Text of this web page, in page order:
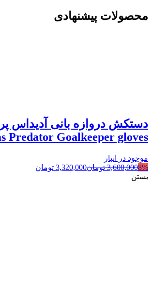
محصولات پیشنهادی
دستکش دروازه بانی آدیداس
Predator Goalkeeper gloves
موجود در انبار
8%
3,600,000 تومان3,320,000 تومان
بستن